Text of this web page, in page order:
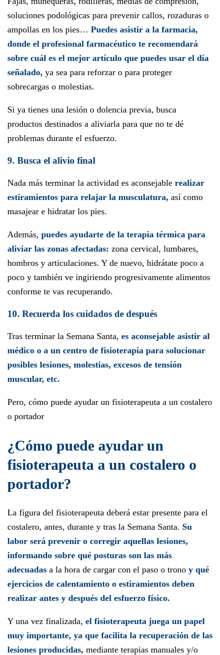
soluciones podológicas para prevenir callos, rozaduras o
ampollas en los pies… Puedes asistir a la farmacia,
donde el profesional farmacéutico te recomendará
sobre cuál es el mejor artículo que puedes usar el día
señalado, ya sea para reforzar o para proteger
sobrecargas o molestias.
Si ya tienes una lesión o dolencia previa, busca
productos destinados a aliviarla para que no te dé
problemas durante el esfuerzo.
9. Busca el alivio final
Nada más terminar la actividad es aconsejable realizar
estiramientos para relajar la musculatura, así como
masajear e hidratar los pies.
Además, puedes ayudarte de la terapia térmica para
aliviar las zonas afectadas: zona cervical, lumbares,
hombros y articulaciones. Y de nuevo, hidrátate poco a
poco y también ve ingiriendo progresivamente alimentos
conforme te vas recuperando.
10. Recuerda los cuidados de después
Tras terminar la Semana Santa, es aconsejable asistir al
médico o a un centro de fisioterapia para solucionar
posibles lesiones, molestias, excesos de tensión
muscular, etc.
Pero, cómo puede ayudar un fisioterapeuta a un costalero
o portador
¿Cómo puede ayudar un
fisioterapeuta a un costalero o
portador?
La figura del fisioterapeuta deberá estar presente para el
costalero, antes, durante y tras la Semana Santa. Su
labor será prevenir o corregir aquellas lesiones,
informando sobre qué posturas son las más
adecuadas a la hora de cargar con el paso o trono y qué
ejercicios de calentamiento o estiramientos deben
realizar antes y después del esfuerzo físico.
Y una vez finalizada, el fisioterapeuta juega un papel
muy importante, ya que facilita la recuperación de las
lesiones producidas, mediante terapias manuales y/o